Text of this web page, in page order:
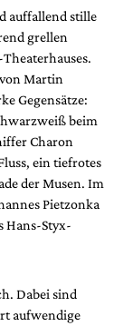
auffallend stille
grellen
Martin
Gegensätze:
beim
Charon
ein tiefrotes
der Musen. Im
Pietzonka
Hans-Styx-
Dabei sind
aufwendige